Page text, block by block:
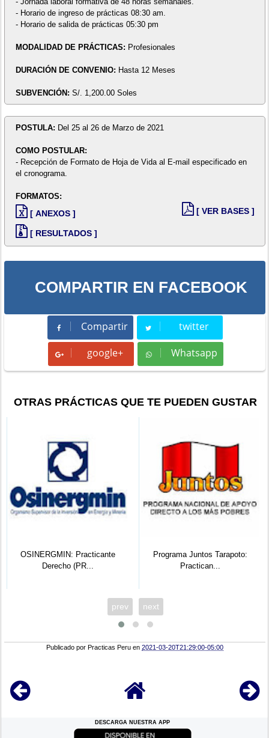
- Horario de ingreso de prácticas 08:30 am.
- Horario de salida de prácticas 05:30 pm
MODALIDAD DE PRÁCTICAS: Profesionales
DURACIÓN DE CONVENIO: Hasta 12 Meses
SUBVENCIÓN: S/. 1,200.00 Soles
POSTULA: Del 25 al 26 de Marzo de 2021
COMO POSTULAR:
- Recepción de Formato de Hoja de Vida al E-mail especificado en
el cronograma.
FORMATOS:
[ ANEXOS ]
[ RESULTADOS ]
[ VER BASES ]
COMPARTIR EN FACEBOOK
Compartir
Compartir twitter
Tweet
google+ Whatsapp
Whatsapp
OTRAS PRÁCTICAS QUE TE PUEDEN GUSTAR
OSINERGMIN: Practicante
Derecho (PR...
Programa Juntos Tarapoto:
Practican...
prev next
Publicado porPracticas Peru en2021-03-20T21:29:00-05:00
DESCARGA NUESTRA APP